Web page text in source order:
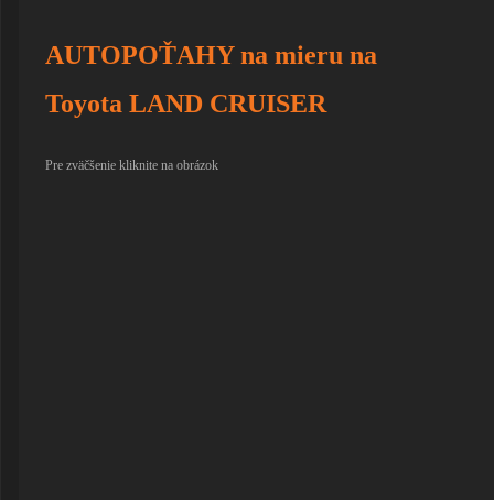
AUTOPOŤAHY na mieru na
Toyota LAND CRUISER
Pre zväčšenie kliknite na obrázok